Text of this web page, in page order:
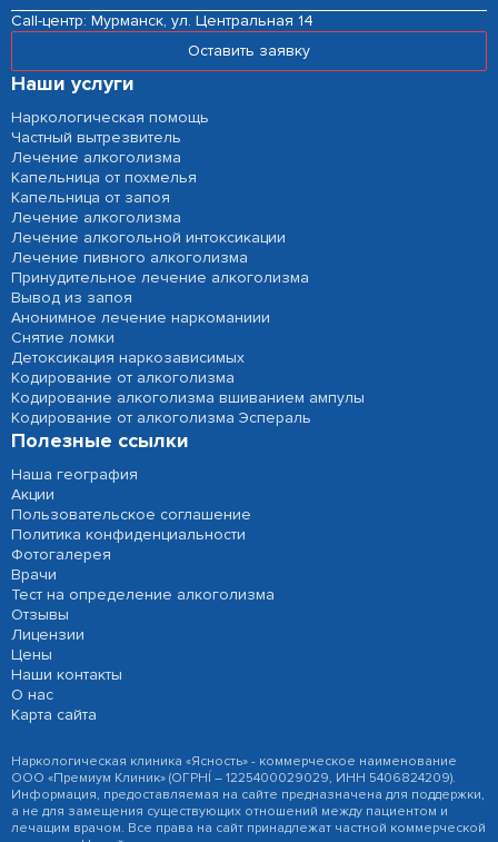
Сall-центр: Мурманск, ул. Центральная 14
Оставить заявку
Наши услуги
Наркологическая помощь
Частный вытрезвитель
Лечение алкоголизма
Капельница от похмелья
Капельница от запоя
Лечение алкоголизма
Лечение алкогольной интоксикации
Лечение пивного алкоголизма
Принудительное лечение алкоголизма
Вывод из запоя
Анонимное лечение наркоманиии
Снятие ломки
Детоксикация наркозависимых
Кодирование от алкоголизма
Кодирование алкоголизма вшиванием ампулы
Кодирование от алкоголизма Эспераль
Полезные ссылки
Наша география
Акции
Пользовательское соглашение
Политика конфиденциальности
Фотогалерея
Врачи
Тест на определение алкоголизма
Отзывы
Лицензии
Цены
Наши контакты
О нас
Карта сайта
Наркологическая клиника «Ясность» - коммерческое наименование
ООО «Премиум Клиник» (ОГРНÍ – 1225400029029, ИНН 5406824209).
Информация, предоставляемая на сайте предназначена для поддержки,
а не для замещения существующих отношений между пациентом и
лечащим врачом. Все права на сайт принадлежат частной коммерческой